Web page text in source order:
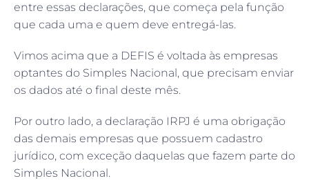
entre essas declarações, que começa pela função
que cada uma e quem deve entregá-las.
Vimos acima que a DEFIS é voltada às empresas
optantes do Simples Nacional, que precisam enviar
os dados até o final deste mês.
Por outro lado, a declaração IRPJ é uma obrigação
das demais empresas que possuem cadastro
jurídico, com exceção daquelas que fazem parte do
Simples Nacional.